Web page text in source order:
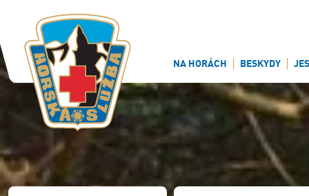
NA HORÁCH BESKYDY